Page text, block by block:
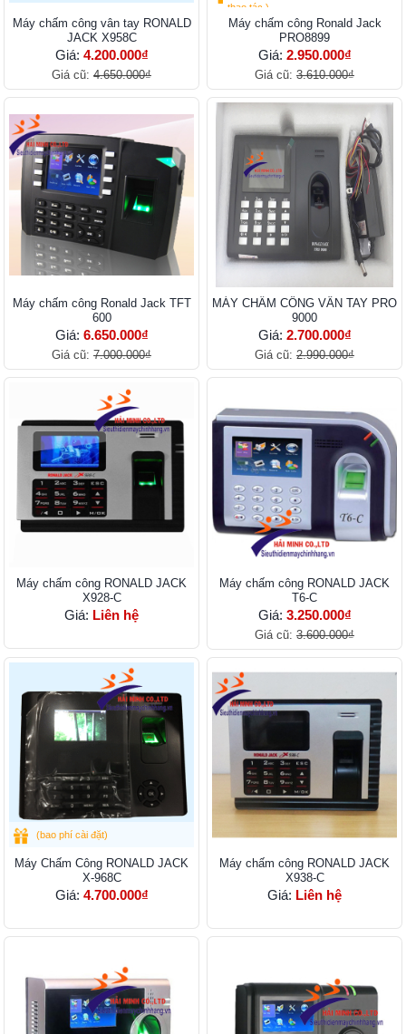
Máy chấm công vân tay RONALD
JACK X958C
Giá: 4.200.000₫
Giá cũ: 4.650.000₫
thao tác.)
Máy chấm công Ronald Jack
PRO8899
Giá: 2.950.000₫
Giá cũ: 3.610.000₫
Máy chấm công Ronald Jack TFT
600
Giá: 6.650.000₫
Giá cũ: 7.000.000₫
MÁY CHẤM CÔNG VÂN TAY PRO
9000
Giá: 2.700.000₫
Giá cũ: 2.990.000₫
Máy chấm công RONALD JACK
X928-C
Giá: Liên hệ
Máy chấm công RONALD JACK
T6-C
Giá: 3.250.000₫
Giá cũ: 3.600.000₫
(bao phí cài đặt)
Máy Chấm Công RONALD JACK
X-968C
Giá: 4.700.000₫
Máy chấm công RONALD JACK
X938-C
Giá: Liên hệ